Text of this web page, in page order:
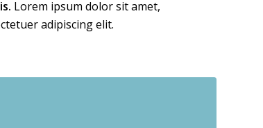
Lorem ipsum dolor sit amet,
adipiscing elit.